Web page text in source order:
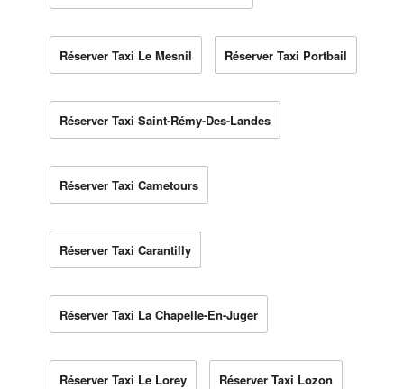
Réserver Taxi Le Mesnil Réserver Taxi Portbail
Réserver Taxi Saint-Rémy-Des-Landes
Réserver Taxi Cametours
Réserver Taxi Carantilly
Réserver Taxi La Chapelle-En-Juger
Réserver Taxi Le Lorey Réserver Taxi Lozon